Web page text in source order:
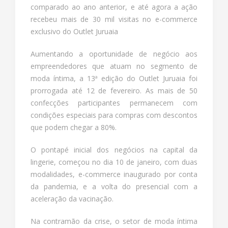
comparado ao ano anterior, e até agora a ação
recebeu mais de 30 mil visitas no e-commerce
exclusivo do Outlet Juruaia
Aumentando a oportunidade de negócio aos
empreendedores que atuam no segmento de
moda íntima, a 13ª edição do Outlet Juruaia foi
prorrogada até 12 de fevereiro. As mais de 50
confecções participantes permanecem com
condições especiais para compras com descontos
que podem chegar a 80%.
O pontapé inicial dos negócios na capital da
lingerie, começou no dia 10 de janeiro, com duas
modalidades, e-commerce inaugurado por conta
da pandemia, e a volta do presencial com a
aceleração da vacinação.
Na contramão da crise, o setor de moda íntima